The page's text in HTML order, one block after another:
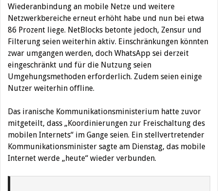
Wiederanbindung an mobile Netze und weitere
Netzwerkbereiche erneut erhöht habe und nun bei etwa
86 Prozent liege. NetBlocks betonte jedoch, Zensur und
Filterung seien weiterhin aktiv. Einschränkungen könnten
zwar umgangen werden, doch WhatsApp sei derzeit
eingeschränkt und für die Nutzung seien
Umgehungsmethoden erforderlich. Zudem seien einige
Nutzer weiterhin offline.
Das iranische Kommunikationsministerium hatte zuvor
mitgeteilt, dass „Koordinierungen zur Freischaltung des
mobilen Internets“ im Gange seien. Ein stellvertretender
Kommunikationsminister sagte am Dienstag, das mobile
Internet werde „heute“ wieder verbunden.